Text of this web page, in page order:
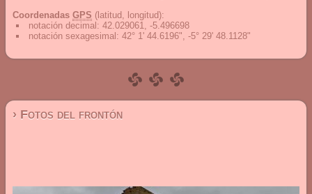
Coordenadas GPS (latitud, longitud):
notación decimal : 42.029061, -5.496698
notación sexagesimal : 42° 1' 44.6196", -5° 29' 48.1128"
› Fotos del frontón